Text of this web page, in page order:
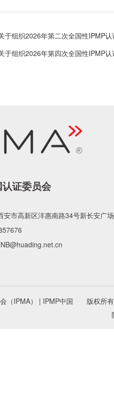
于组织2026年第二次全国性IPMP
于组织2026年第四次全国性IPMP
证委员会
安市高新区沣惠南路34号新长安广
会（IPMA） | IPMP中国 版权所